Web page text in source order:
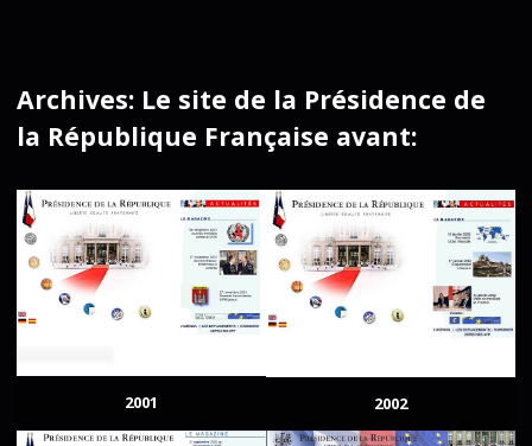
Archives: Le site de la Présidence de
la République Française avant:
2001 2002